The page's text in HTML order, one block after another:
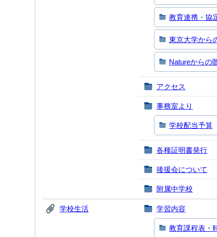
教育連携・協
東京大学から
Natureからの
アクセス
事務室より
学校配当予算
各種証明書発行
後援会について
附属中学校
学校生活 学習内容
教育課程表・